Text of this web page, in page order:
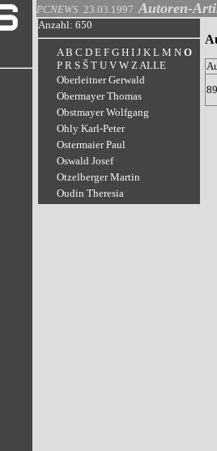
PCNEWS 23.03.1997 Autoren-
Anzahl: 650
A B C D E F G H I J K L M N O
P R S Š T U V W ZALLE
Oberleitner Gerwald
Obermayer Thomas
Obstmayer Wolfgang
Ohly Karl-Peter
Ostermaier Paul
Oswald Josef
Otzelberger Martin
Oudin Theresia
89